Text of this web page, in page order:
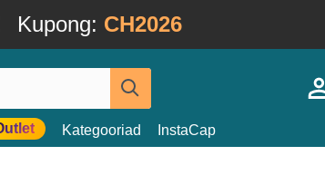
Kupong: CH2026
Kategooriad InstaCap